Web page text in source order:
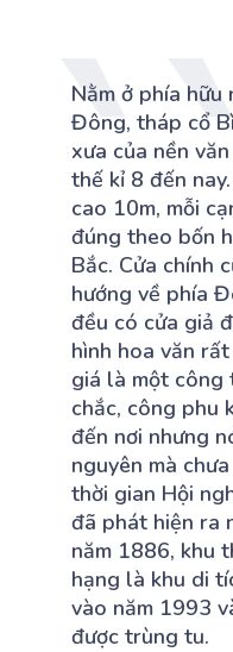
Nằm ở phía hữu
Đông, tháp cổ
xưa của nền
thế kỉ 8 đến
cao 10m, mỗi
đúng theo bốn
Bắc. Cửa chính
hướng về phía
đều có cửa giả
hình hoa văn
giá là một công
chắc, công phu
đến nơi nhưng
nguyên mà
thời gian Hội
đã phát hiện ra
năm 1886, khu
hạng là khu di
vào năm 1993
được trùng tu.